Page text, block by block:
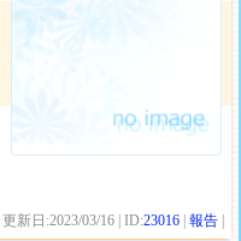
| 更新日:2023/03/16 | ID:23016 |報告